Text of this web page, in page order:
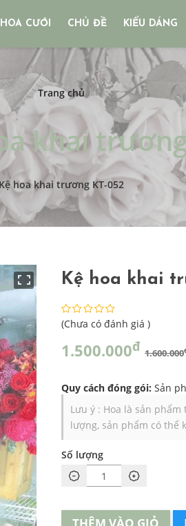
HOA CƯỚI CHỦ ĐỀ KIỂU DÁNG
Trang chủ
khai
Kệ hoa khai trương KT-052
Kệ hoa khai
(Chưa có đánh giá )
1.500.000đ 1.600.000
Quy cách đóng gói: Sản
Lưu ý : Hoa là sản
lượng, sản phẩm có thể
Số lượng